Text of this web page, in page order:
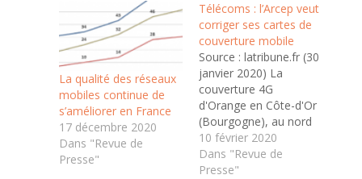
La qualité des réseaux
mobiles continue de
s’améliorer en France
17 décembre 2020
Dans "Revue de
Presse"
Télécoms : l’Arcep veut
corriger ses cartes de
couverture mobile
Source : latribune.fr (30
janvier 2020) La
couverture 4G
d'Orange en Côte-d'Or
(Bourgogne), au nord
de Beaune, d'après le
site « Mon réseau
mobile » de l'Arcep.
10 février 2020
Dans "Revue de
Presse"